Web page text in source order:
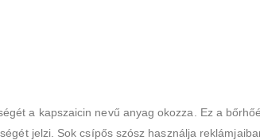
a kapszaicin nevű anyag okozza. Ez a
jelzi. Sok csípős szósz használja